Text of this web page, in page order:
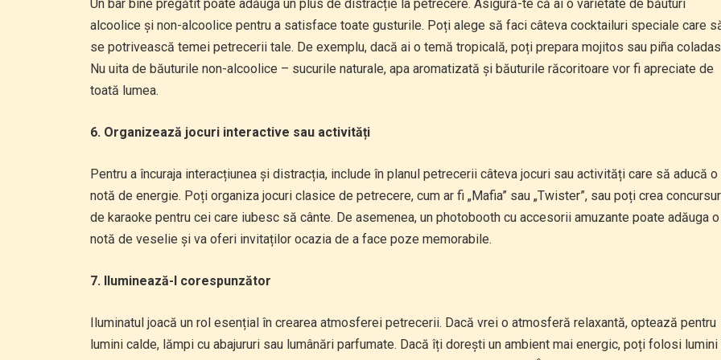
Un bar bine pregătit poate adăuga un plus de distracție la petrecere. Asigură-te că ai o varietate de băuturi
alcoolice și non-alcoolice pentru a satisface toate gusturile. Poți alege să faci câteva cocktailuri speciale care
se potrivească temei petrecerii tale. De exemplu, dacă ai o temă tropicală, poți prepara mojitos sau piña
Nu uita de băuturile non-alcoolice – sucurile naturale, apa aromatizată și băuturile răcoritoare vor fi apreciate de
toată lumea.
6. Organizează jocuri interactive sau activități
Pentru a încuraja interacțiunea și distracția, include în planul petrecerii câteva jocuri sau activități care să aducă o
notă de energie. Poți organiza jocuri clasice de petrecere, cum ar fi „Mafia” sau „Twister”, sau poți crea
de karaoke pentru cei care iubesc să cânte. De asemenea, un photobooth cu accesorii amuzante poate adăuga o
notă de veselie și va oferi invitaților ocazia de a face poze memorabile.
7. Iluminează-l corespunzător
Iluminatul joacă un rol esențial în crearea atmosferei petrecerii. Dacă vrei o atmosferă relaxantă, optează pentru
lumini calde, lămpi cu abajururi sau lumânări parfumate. Dacă îți dorești un ambient mai energic, poți folosi lumini